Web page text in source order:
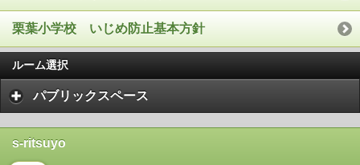
栗葉小学校 いじめ防止基本方針
ルーム選択
パブリックスペース
s-ritsuyo